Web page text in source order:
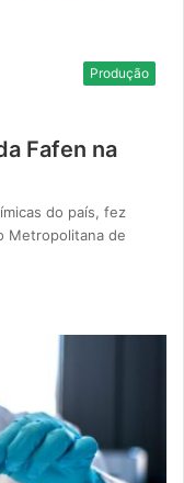
Produção
Fafen na
do país, fez
Metropolitana de